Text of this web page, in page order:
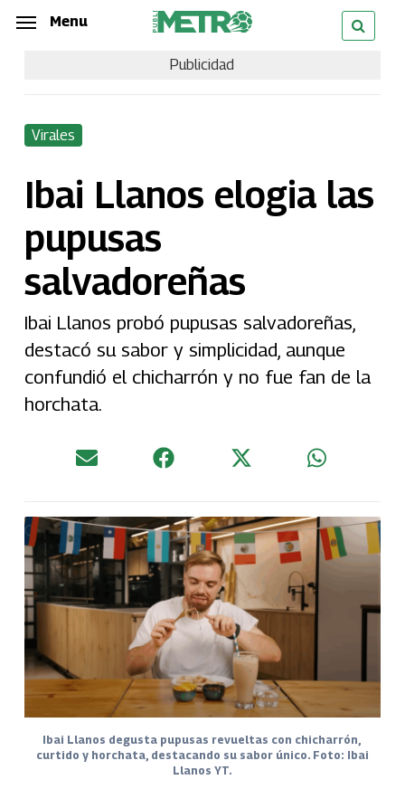
Skip
content
Menu
Publicidad
Virales
Ibai Llanos elogia las
pupusas
salvadoreñas
Ibai Llanos probó pupusas salvadoreñas,
destacó su sabor y simplicidad, aunque
confundió el chicharrón y no fue fan de la
horchata.
Ibai Llanos degusta pupusas revueltas con chicharrón,
curtido y horchata, destacando su sabor único. Foto: Ibai
Llanos YT.
Menu